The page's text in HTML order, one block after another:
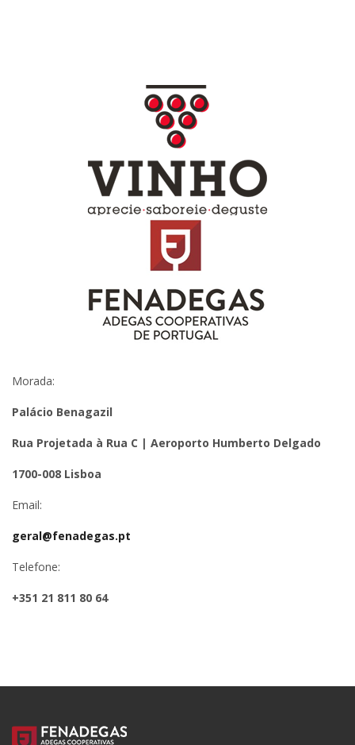
Morada:
Palácio Benagazil
Rua Projetada à Rua C | Aeroporto Humberto Delgado
1700-008 Lisboa
Email:
geral@fenadegas.pt
Telefone:
+351 21 811 80 64